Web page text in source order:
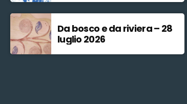
Da bosco e da riviera – 28
luglio 2026